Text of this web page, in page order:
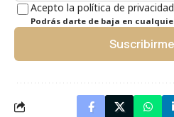
Acepto la política de
Podrás darte de baja en